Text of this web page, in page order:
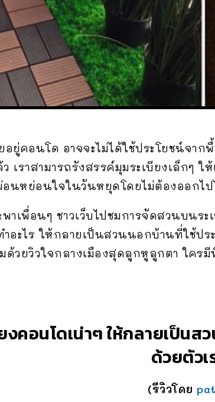
ยู่คอนโด อาจจะไม่ได้ใช้ประโยชน์จาก
เราสามารถรังสรรค์มุมระเบียงเล็กๆ
ผ่อนหย่อนใจในวันหยุดโดยไม่ต้องออกไ
าเพื่อนๆ ชาวเว็บไปชมการจัดสวนบนร
ำอะไร ให้กลายเป็นสวนนอกบ้านที่ใช้
วยวิวใจกลางเมืองสุดลูกหูลูกตา ใคร
งคอนโดเน่าๆ ให้กลายเป็น
ด้วยตัวเ
(รีวิวโดย